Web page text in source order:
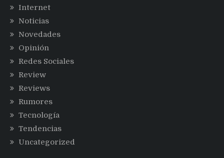
Internet
Noticias
Novedades
Opinión
Redes Sociales
Review
Reviews
Rumores
Tecnología
Tendencias
Uncategorized